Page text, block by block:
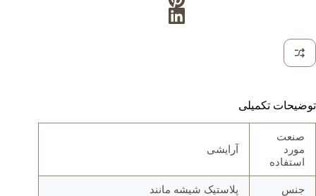
توضیحات تکمیلی
صنعت
مورد
استفاده
آرایشی
جنس پلاستیک شیشه مانند